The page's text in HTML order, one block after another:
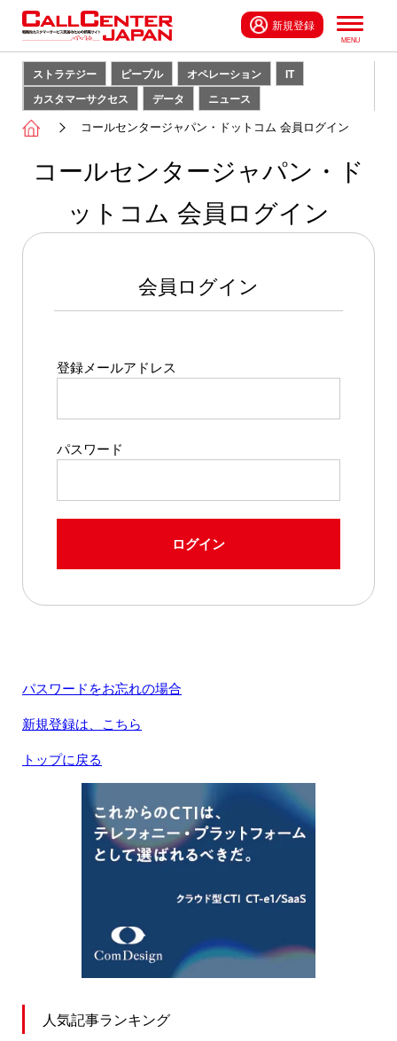
新規登録
ストラテジー ピープル オペレーション
IT
カスタマーサクセス
データ ニュース
コールセンタージャパン・ドットコム 会員ログイン
コールセンタージャパン・ド
ットコム 会員ログイン
会員ログイン
登録メールアドレス
パスワード
ログイン
パスワードをお忘れの場合
新規登録は、こちら
トップに戻る
人気記事ランキング